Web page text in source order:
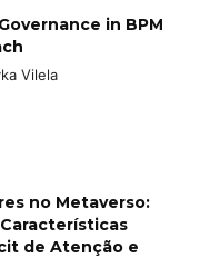
in BPM
Vilela
no Metaverso:
de Atenção e